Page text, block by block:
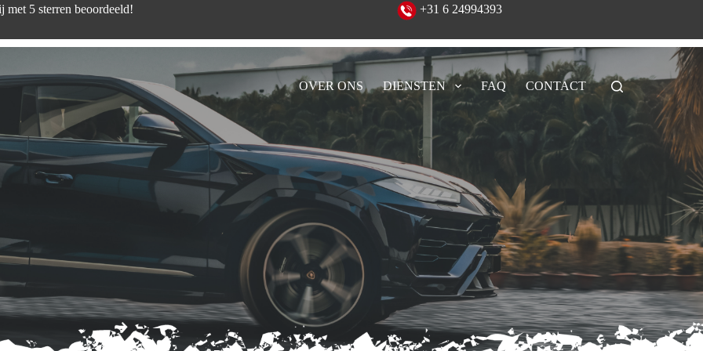
zijn wij met 5 sterren beoordeeld! +31 6 24994393
OVER ONS DIENSTEN FAQ CONTACT